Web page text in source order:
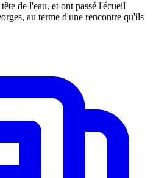
de l'eau, et ont passé l'écueil
au terme d'une rencontre qu'ils